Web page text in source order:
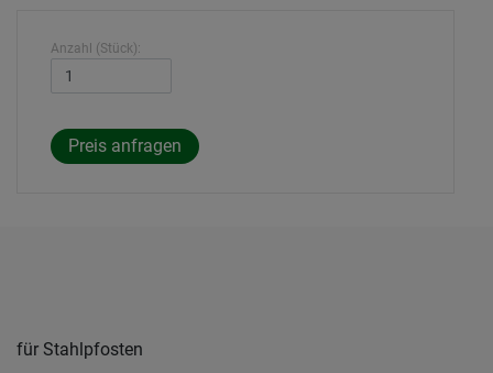
Anzahl (Stück):
für Stahlpfosten